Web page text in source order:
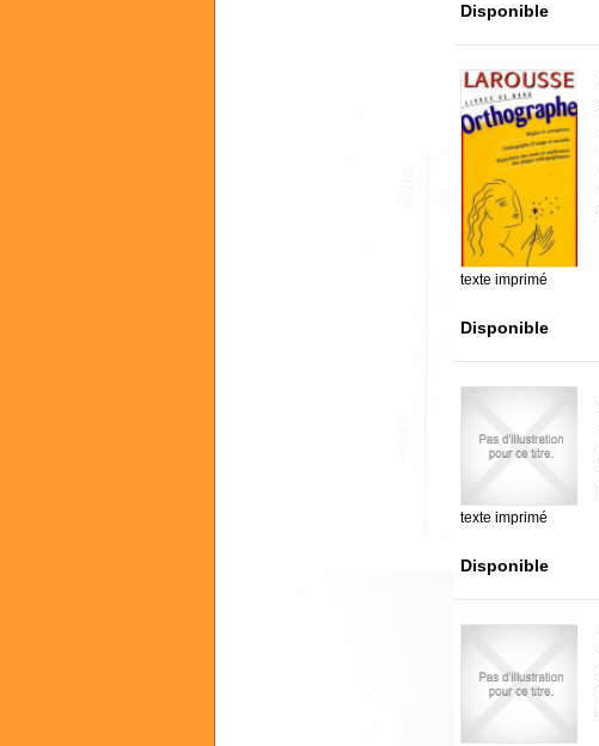
Disponible
texte imprimé
Disponible
texte imprimé
Disponible